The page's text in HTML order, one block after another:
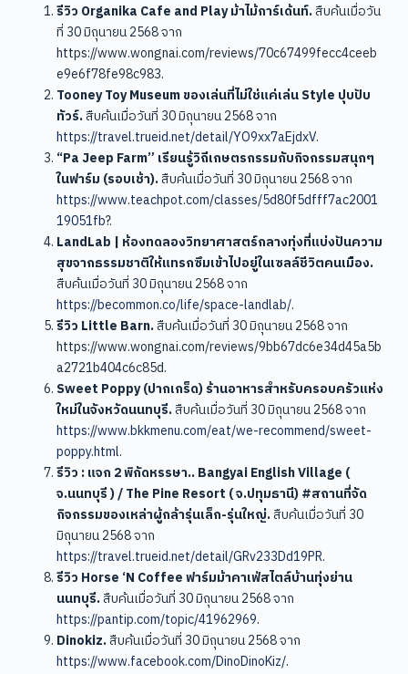
รีวิว Organika Cafe and Play ม้าไม้การ์เด้นท์.สืบค้นเมื่อวัน
ที่ 30 มิถุนายน 2568 จาก
https://www.wongnai.com/reviews/70c67499fecc4ceeb
e9e6f78fe98c983.
Tooney Toy Museum ของเล่นที่ไม่ใช่แค่เล่น Style ปุบปับ
ทัวร์.สืบค้นเมื่อวันที่ 30 มิถุนายน 2568 จาก
https://travel.trueid.net/detail/YO9xx7aEjdxV.
“Pa Jeep Farm” เรียนรู้วิถีเกษตรกรรมกับกิจกรรมสนุกๆ
ในฟาร์ม (รอบเช้า).สืบค้นเมื่อวันที่ 30 มิถุนายน 2568 จาก
https://www.teachpot.com/classes/5d80f5dfff7ac2001
19051fb?.
LandLab | ห้องทดลองวิทยาศาสตร์กลางทุ่งที่แบ่งปันความ
สุขจากธรรมชาติให้แทรกซึมเข้าไปอยู่ในเซลล์ชีวิตคนเมือง.
สืบค้นเมื่อวันที่ 30 มิถุนายน 2568 จาก
https://becommon.co/life/space-landlab/.
รีวิว Little Barn.สืบค้นเมื่อวันที่ 30 มิถุนายน 2568 จาก
https://www.wongnai.com/reviews/9bb67dc6e34d45a5b
a2721b404c6c85d.
Sweet Poppy (ปากเกร็ด) ร้านอาหารสำหรับครอบครัวแห่ง
ใหม่ในจังหวัดนนทบุรี.สืบค้นเมื่อวันที่ 30 มิถุนายน 2568 จาก
https://www.bkkmenu.com/eat/we-recommend/sweet-
poppy.html.
รีวิว : แจก 2 พิกัดหรรษา.. Bangyai English Village (
จ.นนทบุรี ) / The Pine Resort ( จ.ปทุมธานี) #สถานที่จัด
กิจกรรมของเหล่าผู้กล้ารุ่นเล็ก-รุ่นใหญ่.สืบค้นเมื่อวันที่ 30
มิถุนายน 2568 จาก
https://travel.trueid.net/detail/GRv233Dd19PR.
รีวิว Horse ‘N Coffee ฟาร์มม้าคาเฟ่สไตล์บ้านทุ่งย่าน
นนทบุรี.สืบค้นเมื่อวันที่ 30 มิถุนายน 2568 จาก
https://pantip.com/topic/41962969.
Dinokiz.สืบค้นเมื่อวันที่ 30 มิถุนายน 2568 จาก
https://www.facebook.com/DinoDinoKiz/.